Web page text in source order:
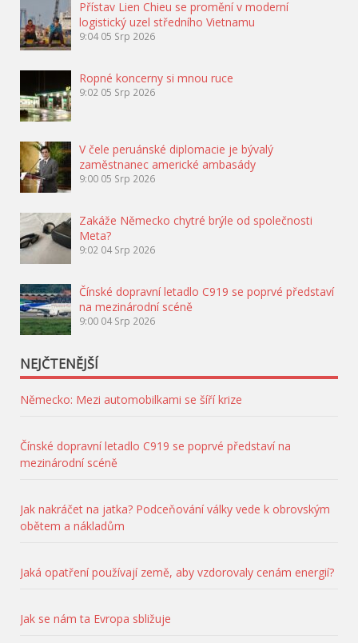
Přístav Lien Chieu se promění v moderní
logistický uzel středního Vietnamu
9:04 05 Srp 2026
Ropné koncerny si mnou ruce
9:02 05 Srp 2026
V čele peruánské diplomacie je bývalý
zaměstnanec americké ambasády
9:00 05 Srp 2026
Zakáže Německo chytré brýle od společnosti
Meta?
9:02 04 Srp 2026
Čínské dopravní letadlo C919 se poprvé představí
na mezinárodní scéně
9:00 04 Srp 2026
NEJČTENĚJŠÍ
Německo: Mezi automobilkami se šíří krize
Čínské dopravní letadlo C919 se poprvé představí na
mezinárodní scéně
Jak nakráčet na jatka? Podceňování války vede k obrovským
obětem a nákladům
Jaká opatření používají země, aby vzdorovaly cenám energií?
Jak se nám ta Evropa sbližuje